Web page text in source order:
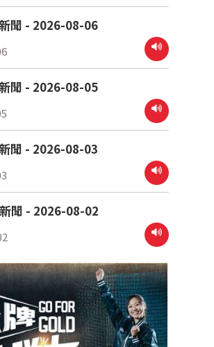
聞 - 2026-08-06
聞 - 2026-08-05
聞 - 2026-08-03
聞 - 2026-08-02